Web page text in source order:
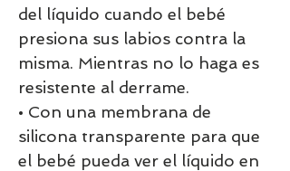
del líquido cuando el bebé
presiona sus labios contra la
misma. Mientras no lo haga es
resistente al derrame.
• Con una membrana de
silicona transparente para que
el bebé pueda ver el líquido en